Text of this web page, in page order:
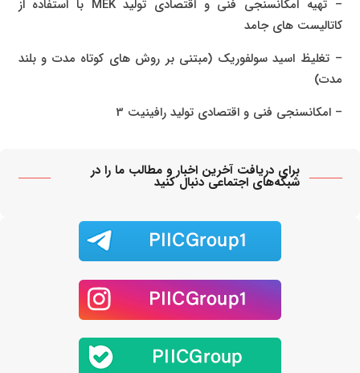
– تهیه امکانسنجی فنی و اقتصادی تولید MEK با استفاده از
کاتالیست های جامد
– تغلیظ اسید سولفوریک (مبتنی بر روش های کوتاه مدت و بلند
مدت)
– امکانسنجی فنی و اقتصادی تولید رافینیت 3
برای دریافت آخرین اخبار و مطالب ما را در
شبکه‌های اجتماعی دنبال کنید